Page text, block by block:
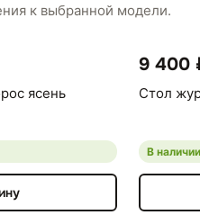
к выбранной модели.
ясень
9 400
Стол
В наличии